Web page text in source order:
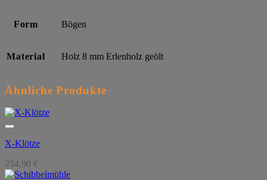
Form Bögen
Material Holz 8 mm Erlenholz geölt
Ähnliche Produkte
X-Klötze
234,90 €